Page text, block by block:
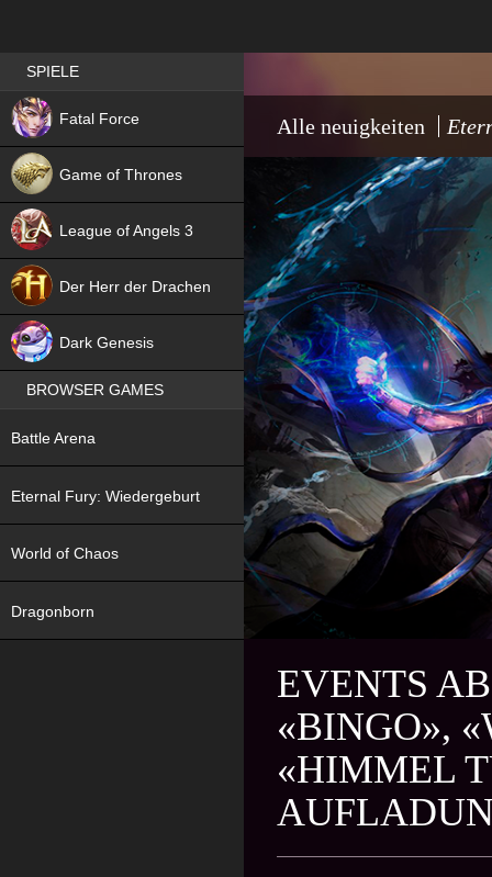
Alle neuigkeiten
EVENTS
«BINGO»,
«HIMMEL
Best RPG games in Germany
SPIELE
Fatal Force
NEW
Game of Thrones
League of Angels 3
Der Herr der Drachen
Dark Genesis
BROWSER GAMES
Battle Arena
Eternal Fury: Wiedergeburt
World of Chaos
Dragonborn